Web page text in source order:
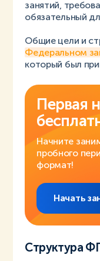
занятий,
обязательный
Общие цели и
Федеральном
который был
Первая
Начните
пробного
формат!
Начать
Структура